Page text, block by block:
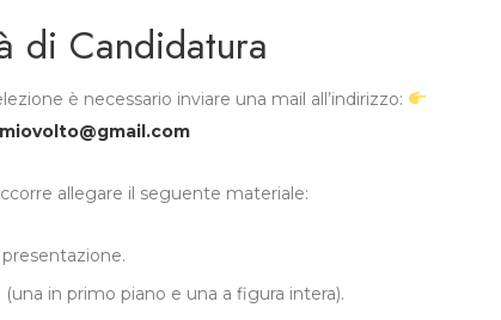
di Candidatura
è necessario inviare una mail all’indirizzo:
allegare il seguente materiale:
presentazione.
(una in primo piano e una a figura intera).